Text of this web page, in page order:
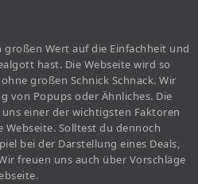
Wert auf die Einfachheit und
hast. Die Webseite wird so
großen Schnick Schnack. Wir
von Popups oder Ähnliches. Die
einer der wichtigsten Faktoren
Solltest du dennoch
bei der Darstellung eines Deals,
freuen uns auch über Vorschläge